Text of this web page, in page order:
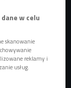
w celu
skanowanie
reklamy i
usług.